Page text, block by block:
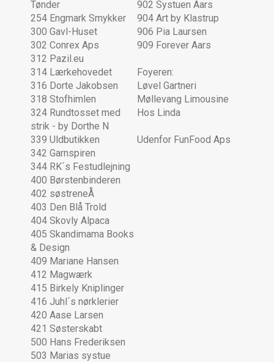
Tønder
254 Engmark Smykker
300 Gavl-Huset
302 Conrex Aps
312 Pazil.eu
314 Lærkehovedet
316 Dorte Jakobsen
318 Stofhimlen
324 Rundtosset med
strik - by Dorthe N
339 Uldbutikken
342 Garnspiren
344 RK´s Festudlejning
400 Børstenbinderen
402 søstreneÅ
403 Den Blå Trold
404 Skovly Alpaca
405 Skandimama Books
& Design
409 Mariane Hansen
412 Magwærk
415 Birkely Kniplinger
416 Juhl´s nørklerier
420 Aase Larsen
421 Søsterskabt
500 Hans Frederiksen
503 Marias systue
902 Systuen Aars
904 Art by Klastrup
906 Pia Laursen
909 Forever Aars
Foyeren:
Løvel Gartneri
Møllevang Limousine
Hos Linda
Udenfor FunFood Aps